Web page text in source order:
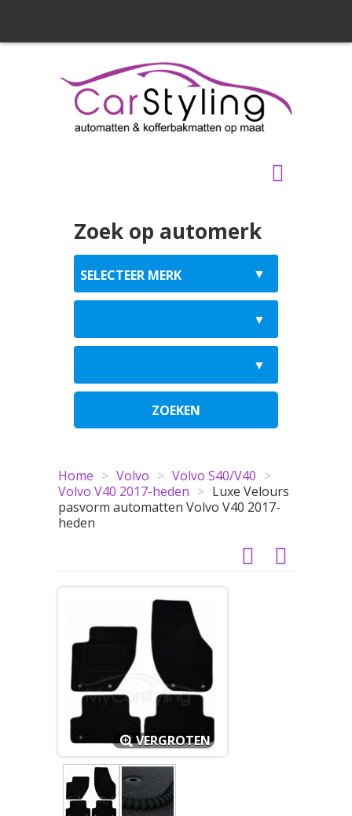
Zoek op automerk
ZOEKEN
Home > Volvo > Volvo S40/V40 >
Volvo V40 2017-heden > Luxe Velours
pasvorm automatten Volvo V40 2017-
heden
VERGROTEN